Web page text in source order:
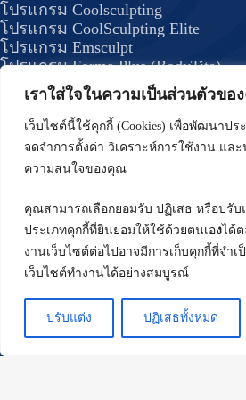
เราใส่ใจในความเป็นส่วนตัวขอ
เว็บไซต์นี้ใช้คุกกี้ (Cookies) เพื่อพัฒนาป
จดจำการตั้งค่า วิเคราะห์การใช้งาน แล
ความสนใจของคุณ
คุณสามารถเลือกยอมรับ ปฏิเสธ หรือปรับ
ประเภทคุกกี้ที่ยินยอมให้ใช้ด้วยตนเองได้
งานเว็บไซต์ต่อไปอาจมีการเก็บคุกกี้ที่จำเ
เว็บไซต์ทำงานได้อย่างสมบูรณ์
ปรับแต่ง ปฏิเสธทั้งหมด
โปรแกรม Coolsculpting
โปรแกรม CoolSculpting Elite
โปรแกรม Emsculpt
โปรแกรม Forma Plus (BodyTite)
โปรแกรม JUVELOOK
โปรแกรม DRAKARIAN สลายไขมั
โปรแกรม J Plasma กระชับสัดส่วน
โปรแกรมรักษาสิว
โปรแกรม Deep Scar
โปรแกรม ปลูกผม FUE
โปรแกรมปลูกผมด้วยเทคนิค Long
Shaven FUE)
โปรแกรม ปรับรูปหน้า
โปรแกรม Oligio